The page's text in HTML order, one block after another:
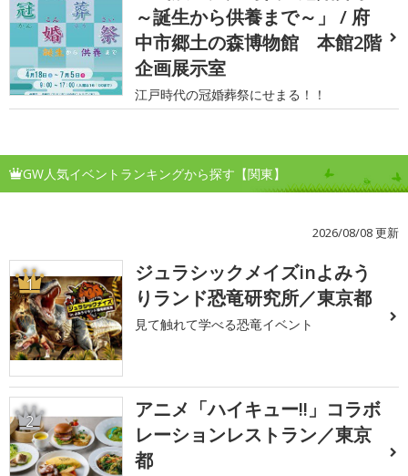
～誕生から供養まで～」 / 府
中市郷土の森博物館 本館2階
企画展示室
江戸時代の冠婚葬祭にせまる！！
GW人気イベントランキングから探す【関東】
2026/08/08 更新
1
ジュラシックメイズinよみう
りランド恐竜研究所／東京都
見て触れて学べる恐竜イベント
2
アニメ「ハイキュー!!」コラボ
レーションレストラン／東京
都